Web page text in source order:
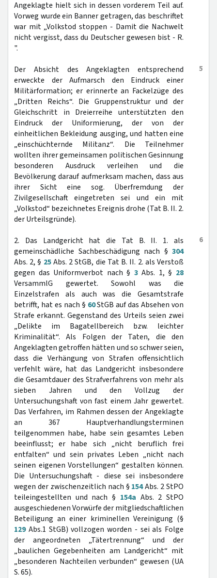
Angeklagte hielt sich in dessen vorderem Teil auf.
Vorweg wurde ein Banner getragen, das beschriftet
war mit „Volkstod stoppen - Damit die Nachwelt
nicht vergisst, dass du Deutscher gewesen bist - R.
".
5
Der Absicht des Angeklagten entsprechend
erweckte der Aufmarsch den Eindruck einer
Militärformation; er erinnerte an Fackelzüge des
„Dritten Reichs“. Die Gruppenstruktur und der
Gleichschritt in Dreierreihe unterstützten den
Eindruck der Uniformierung, der von der
einheitlichen Bekleidung ausging, und hatten eine
„einschüchternde Militanz“. Die Teilnehmer
wollten ihrer gemeinsamen politischen Gesinnung
besonderen Ausdruck verleihen und die
Bevölkerung darauf aufmerksam machen, dass aus
ihrer Sicht eine sog. Überfremdung der
Zivilgesellschaft eingetreten sei und ein mit
„Volkstod“ bezeichnetes Ereignis drohe (Tat B. II. 2.
der Urteilsgründe).
6
2. Das Landgericht hat die Tat B. II. 1. als
gemeinschädliche Sachbeschädigung nach § 304
Abs. 2, § 25Abs. 2 StGB, die Tat B. II. 2. als Verstoß
gegen das Uniformverbot nach § 3Abs. 1, § 28
VersammlG gewertet. Sowohl was die
Einzelstrafen als auch was die Gesamtstrafe
betrifft, hat es nach § 60StGB auf das Absehen von
Strafe erkannt. Gegenstand des Urteils seien zwei
„Delikte im Bagatellbereich bzw. leichter
Kriminalität“. Als Folgen der Taten, die den
Angeklagten getroffen hätten und so schwer seien,
dass die Verhängung von Strafen offensichtlich
verfehlt wäre, hat das Landgericht insbesondere
die Gesamtdauer des Strafverfahrens von mehr als
sieben Jahren und den Vollzug der
Untersuchungshaft von fast einem Jahr gewertet.
Das Verfahren, im Rahmen dessen der Angeklagte
an 367 Hauptverhandlungsterminen
teilgenommen habe, habe sein gesamtes Leben
beeinflusst; er habe sich „nicht beruflich frei
entfalten“ und sein privates Leben „nicht nach
seinen eigenen Vorstellungen“ gestalten können.
Die Untersuchungshaft - diese sei insbesondere
wegen der zwischenzeitlich nach § 154Abs. 2 StPO
teileingestellten und nach § 154a Abs. 2 StPO
ausgeschiedenen Vorwürfe der mitgliedschaftlichen
Beteiligung an einer kriminellen Vereinigung (§
129Abs.1 StGB) vollzogen worden - sei als Folge
der angeordneten „Tätertrennung“ und der
„baulichen Gegebenheiten am Landgericht“ mit
„besonderen Nachteilen verbunden“ gewesen (UA
S. 65).